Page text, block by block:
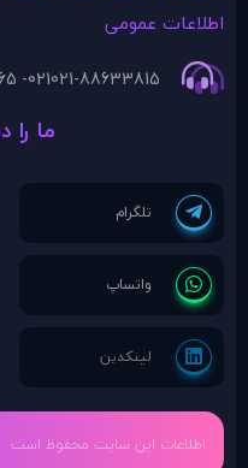
اطلاعات عمومی
021-88633815
021- 89784565
ما را
اطلاعات این سایت محفوظ است